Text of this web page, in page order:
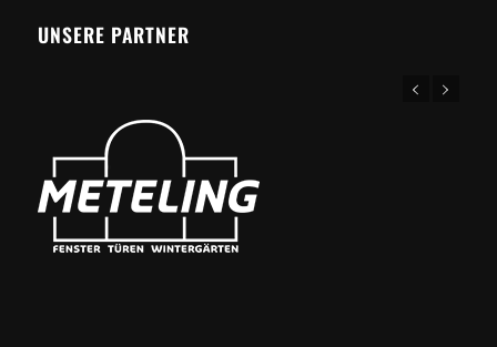
UNSERE PARTNER